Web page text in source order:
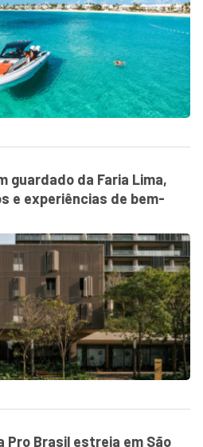
guardado da Faria Lima,
e experiências de bem-
Pro Brasil estreia em São